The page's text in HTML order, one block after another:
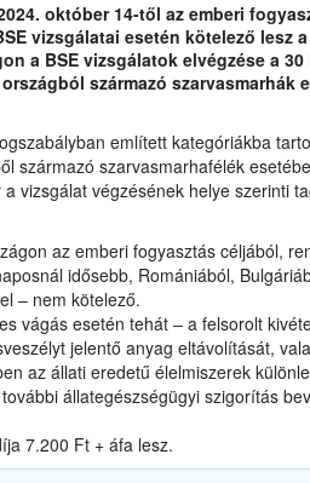
október 14-től az emberi
vizsgálatai esetén kötelező lesz a
a BSE vizsgálatok elvégzése a
származó szarvasmarhák
említett kategóriákba
származó szarvasmarhafélék
vizsgálat végzésének helye szerinti
az emberi fogyasztás céljából,
idősebb, Romániából,
– nem kötelező.
vágás esetén tehát ‒ a felsorolt
jelentő anyag eltávolítását,
az állati eredetű élelmiszerek
állategészségügyi szigorítás
7.200 Ft + áfa lesz.